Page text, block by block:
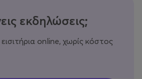
εκδηλώσεις;
online, χωρίς κόστος